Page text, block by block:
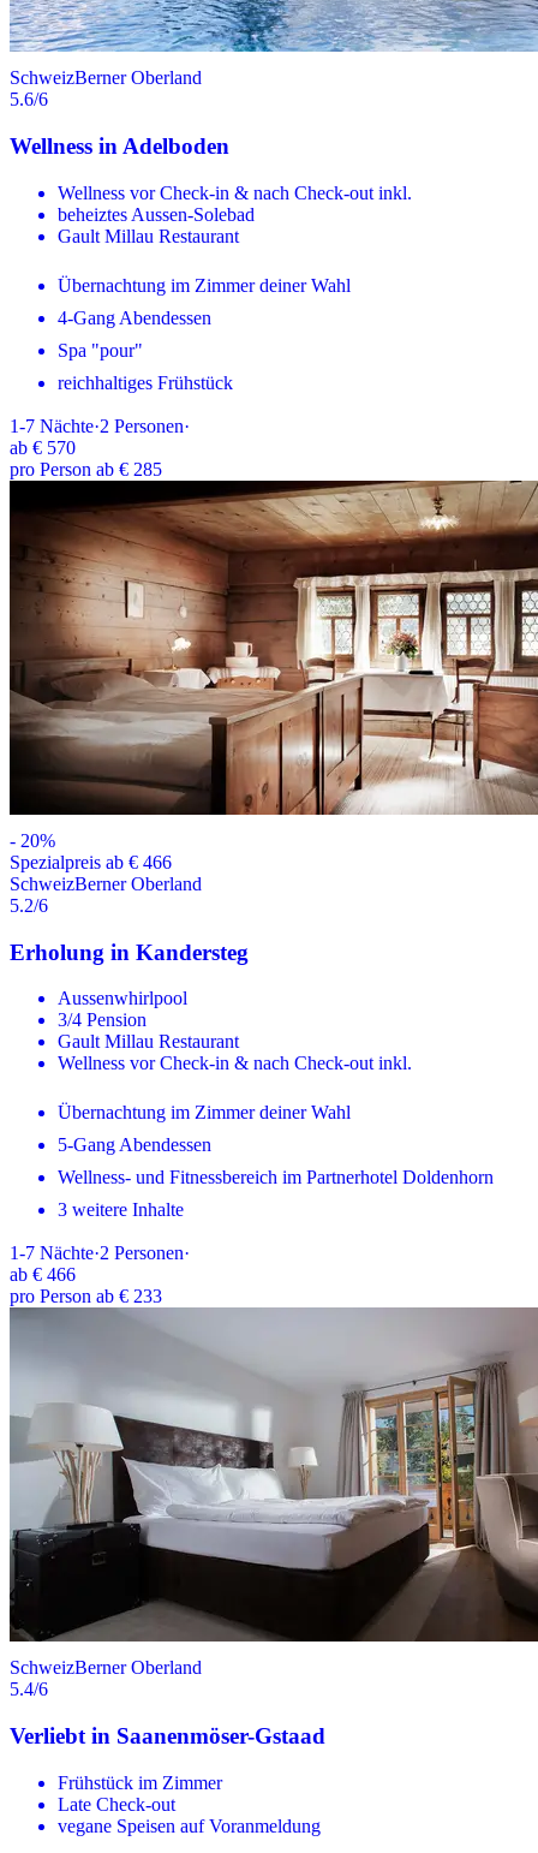
SchweizBerner Oberland
5.6/6
Wellness in Adelboden
Wellness vor Check-in & nach Check-out inkl.
beheiztes Aussen-Solebad
Gault Millau Restaurant
Übernachtung im Zimmer deiner Wahl
4-Gang Abendessen
Spa "pour"
reichhaltiges Frühstück
1-7 Nächte·2 Personen·
ab € 570
pro Person ab € 285
- 20%
Spezialpreis ab € 466
SchweizBerner Oberland
5.2/6
Erholung in Kandersteg
Aussenwhirlpool
3/4 Pension
Gault Millau Restaurant
Wellness vor Check-in & nach Check-out inkl.
Übernachtung im Zimmer deiner Wahl
5-Gang Abendessen
Wellness- und Fitnessbereich im Partnerhotel Doldenhorn
3 weitere Inhalte
1-7 Nächte·2 Personen·
ab € 466
pro Person ab € 233
SchweizBerner Oberland
5.4/6
Verliebt in Saanenmöser-Gstaad
Frühstück im Zimmer
Late Check-out
vegane Speisen auf Voranmeldung